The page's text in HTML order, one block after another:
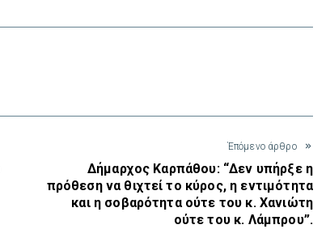
Έπόμενο άρθρο
Δήμαρχος Καρπάθου: “Δεν υπήρξε η
πρόθεση να θιχτεί το κύρος, η εντιμότητα
και η σοβαρότητα ούτε του κ. Χανιώτη
ούτε του κ. Λάμπρου”.